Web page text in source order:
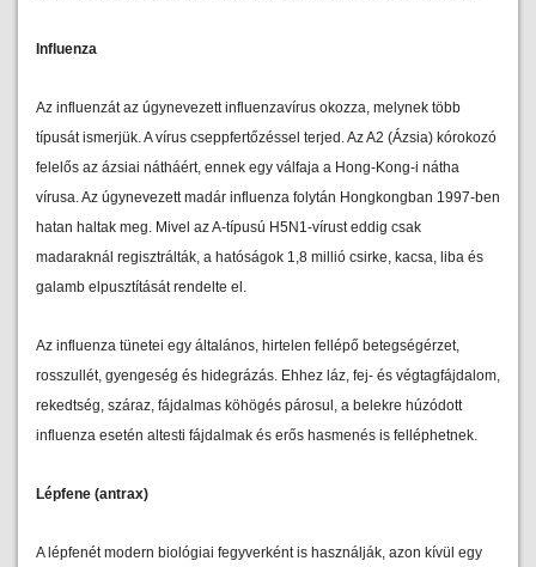
Influenza
Az influenzát az úgynevezett influenzavírus okozza, melynek több
típusát ismerjük. A vírus cseppfertőzéssel terjed. Az A2 (Ázsia) kórokozó
felelős az ázsiai nátháért, ennek egy válfaja a Hong-Kong-i nátha
vírusa. Az úgynevezett madár influenza folytán Hongkongban 1997-ben
hatan haltak meg. Mivel az A-típusú H5N1-vírust eddig csak
madaraknál regisztrálták, a hatóságok 1,8 millió csirke, kacsa, liba és
galamb elpusztítását rendelte el.
Az influenza tünetei egy általános, hirtelen fellépő betegségérzet,
rosszullét, gyengeség és hidegrázás. Ehhez láz, fej- és végtagfájdalom,
rekedtség, száraz, fájdalmas köhögés párosul, a belekre húzódott
influenza esetén altesti fájdalmak és erős hasmenés is felléphetnek.
Lépfene (antrax)
A lépfenét modern biológiai fegyverként is használják, azon kívül egy